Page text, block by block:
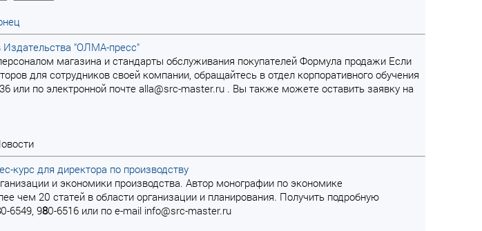
Издательства "ОЛМА-пресс"
магазина и стандарты обслуживания покупателей Формула продажи Если
для сотрудников своей компании, обращайтесь в отдел корпоративного обучения
или по электронной почте alla@src-master.ru . Вы также можете оставить заявку на
курс для директора по производству
и экономики производства. Автор монографии по экономике
чем 20 статей в области организации и планирования. Получить подробную
0-6549, 980-6516 или по e-mail info@srс-master.ru